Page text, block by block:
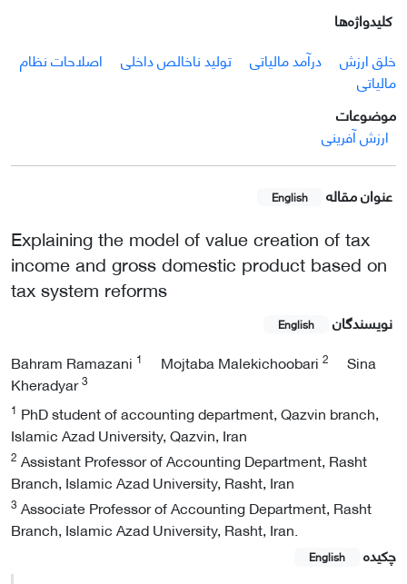
کلیدواژه‌ها
خلق ارزش
درآمد مالیاتی تولید ناخالص داخلی
اصلاحات نظام
مالیاتی
موضوعات
ارزش آفرینی
عنوان مقاله English
Explaining the model of value creation of tax
income and gross domestic product based on
tax system reforms
نویسندگان English
Bahram Ramazani 1 Mojtaba Malekichoobari 2
Sina
Kheradyar3
1 PhD student of accounting department, Qazvin branch,
Islamic Azad University, Qazvin, Iran
2 Assistant Professor of Accounting Department, Rasht
Branch, Islamic Azad University, Rasht, Iran
3 Associate Professor of Accounting Department, Rasht
Branch, Islamic Azad University, Rasht, Iran.
چکیده
English